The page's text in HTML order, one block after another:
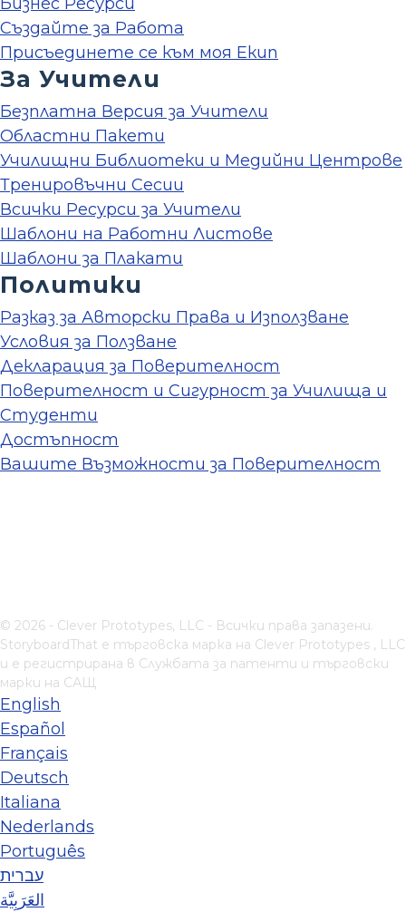
Създайте за Работа
Присъединете се към моя Екип
За Учители
Безплатна Версия за Учители
Областни Пакети
Училищни Библиотеки и Медийни Центрове
Тренировъчни Сесии
Всички Ресурси за Учители
Шаблони на Работни Листове
Шаблони за Плакати
Политики
Разказ за Авторски Права и Използване
Условия за Ползване
Декларация за Поверителност
Поверителност и Сигурност за Училища и
Студенти
Достъпност
Вашите Възможности за Поверителност
© 2026 - Clever Prototypes, LLC - Всички права запазени.
StoryboardThat е търговска марка на Clever Prototypes , LLC
и е регистрирана в Службата за патенти и търговски
марки на САЩ
English
Español
Français
Deutsch
Italiana
Nederlands
Português
עברית
العَرَبِيَّة